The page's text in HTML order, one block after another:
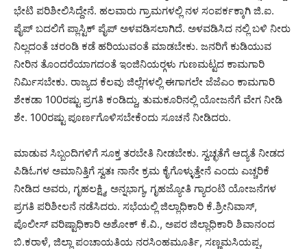
ಭೇಟಿ ಪರಿಶೀಲಿಸಿದ್ದೇನೆ. ಹಲವಾರು ಗ್ರಾಮಗಳಲ್ಲಿ ನಳ ಸಂಪರ್ಕಕ್ಕಾಗಿ ಜಿ.ಐ.
ಪೈಪ್ ಬದಲಿಗೆ ಪ್ಲಾಸ್ಟಿಕ್ ಪೈಪ್ ಅಳವಡಿಸಲಾಗಿದೆ. ಅಳವಡಿಸಿದ ನಲ್ಲಿ ಬಳಿ ನೀರು
ನಿಲ್ಲದಂತೆ ಚರಂಡಿ ಕಡೆ ಹರಿಯುವಂತೆ ಮಾಡಬೇಕು. ಜನರಿಗೆ ಕುಡಿಯುವ
ನೀರಿನ ತೊಂದರೆಯಾಗದಂತೆ ಇಂಜಿನಿಯರ್‍ಗಳು ಗುಣಮಟ್ಟದ ಕಾಮಗಾರಿ
ನಿರ್ಮಿಸಬೇಕು. ರಾಜ್ಯದ ಕೆಲವು ಜಿಲ್ಲೆಗಳಲ್ಲಿ ಈಗಾಗಲೇ ಜೆಜೆಎಂ ಕಾಮಗಾರಿ
ಶೇಕಡಾ 100ರಷ್ಟು ಪ್ರಗತಿ ಕಂಡಿದ್ದು, ತುಮಕೂರಿನಲ್ಲಿ ಯೋಜನೆಗೆ ವೇಗ ನೀಡಿ
ಶೇ. 100ರಷ್ಟು ಪೂರ್ಣಗೊಳಿಸಬೇಕೆಂದು ಸೂಚನೆ ನೀಡಿದರು.
ಮಾಡುವ ಸಿಬ್ಬಂದಿಗಳಿಗೆ ಸೂಕ್ತ ತರಬೇತಿ ನೀಡಬೇಕು. ಸ್ವಚ್ಛತೆಗೆ ಆದ್ಯತೆ ನೀಡದ
ಪಿಡಿಓಗಳ ಅಮಾನಿತ್ತಿಗೆ ಸ್ವತಃ ನಾನೇ ಕ್ರಮ ಕೈಗೊಳ್ಳುತ್ತೇನೆ ಎಂದು ಎಚ್ಚರಿಕೆ
ನೀಡಿದ ಅವರು, ಗೃಹಲಕ್ಷ್ಮಿ, ಅನ್ನಭಾಗ್ಯ, ಗೃಹಜ್ಯೋತಿ ಗ್ಯಾರಂಟಿ ಯೋಜನೆಗಳ
ಪ್ರಗತಿ ಪರಿಶೀಲನೆ ನಡೆಸಿದರು. ಸಭೆಯಲ್ಲಿ ಜಿಲ್ಲಾಧಿಕಾರಿ ಕೆ.ಶ್ರೀನಿವಾಸ್,
ಪೊಲೀಸ್ ವರಿಷ್ಟಾಧಿಕಾರಿ ಅಶೋಕ್ ಕೆ.ವಿ., ಅಪರ ಜಿಲ್ಲಾಧಿಕಾರಿ ಶಿವಾನಂದ
ಬಿ.ಕರಾಳೆ, ಜಿಲ್ಲಾ ಪಂಚಾಯತಿಯ ನರಸಿಂಹಮೂರ್ತಿ, ಸಣ್ಣಮಸಿಯಪ್ಪ,